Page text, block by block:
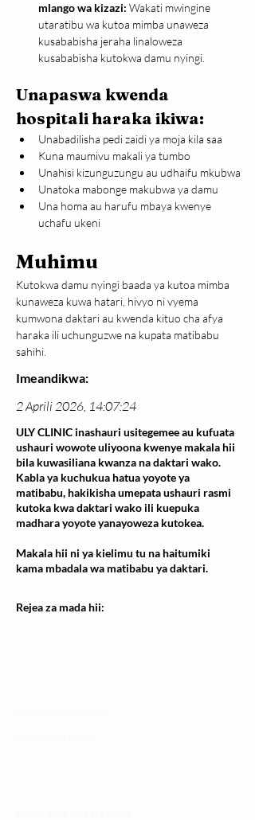
mlango wa kizazi: Wakati mwingine
utaratibu wa kutoa mimba unaweza
kusababisha jeraha linaloweza
kusababisha kutokwa damu nyingi.
Unapaswa kwenda
hospitali haraka ikiwa:
Unabadilisha pedi zaidi ya moja kila saa
Kuna maumivu makali ya tumbo
Unahisi kizunguzungu au udhaifu mkubwa
Unatoka mabonge makubwa ya damu
Una homa au harufu mbaya kwenye
uchafu ukeni
Muhimu
Kutokwa damu nyingi baada ya kutoa mimba
kunaweza kuwa hatari, hivyo ni vyema
kumwona daktari au kwenda kituo cha afya
haraka ili uchunguzwe na kupata matibabu
sahihi.
Imeandikwa:
2 Aprili 2026, 14:07:24
ULY CLINIC inashauri usitegemee au kufuata
ushauri wowote uliyoona kwenye makala hii
bila kuwasiliana kwanza na daktari wako.
Kabla ya kuchukua hatua yoyote ya
matibabu, hakikisha umepata ushauri rasmi
kutoka kwa daktari wako ili kuepuka
madhara yoyote yanayoweza kutokea.
Makala hii ni ya kielimu tu na haitumiki
kama mbadala wa matibabu ya daktari.
Rejea za mada hii: